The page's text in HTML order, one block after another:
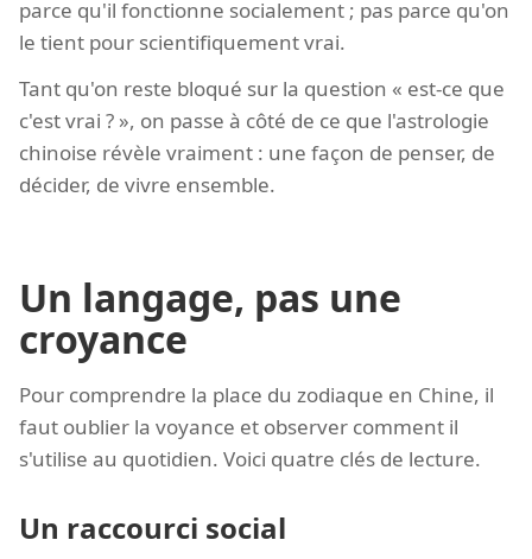
parce qu'il fonctionne socialement ; pas parce qu'on
le tient pour scientifiquement vrai.
Tant qu'on reste bloqué sur la question « est-ce que
c'est vrai ? », on passe à côté de ce que l'astrologie
chinoise révèle vraiment : une façon de penser, de
décider, de vivre ensemble.
Un langage, pas une
croyance
Pour comprendre la place du zodiaque en Chine, il
faut oublier la voyance et observer comment il
s'utilise au quotidien. Voici quatre clés de lecture.
Un raccourci social